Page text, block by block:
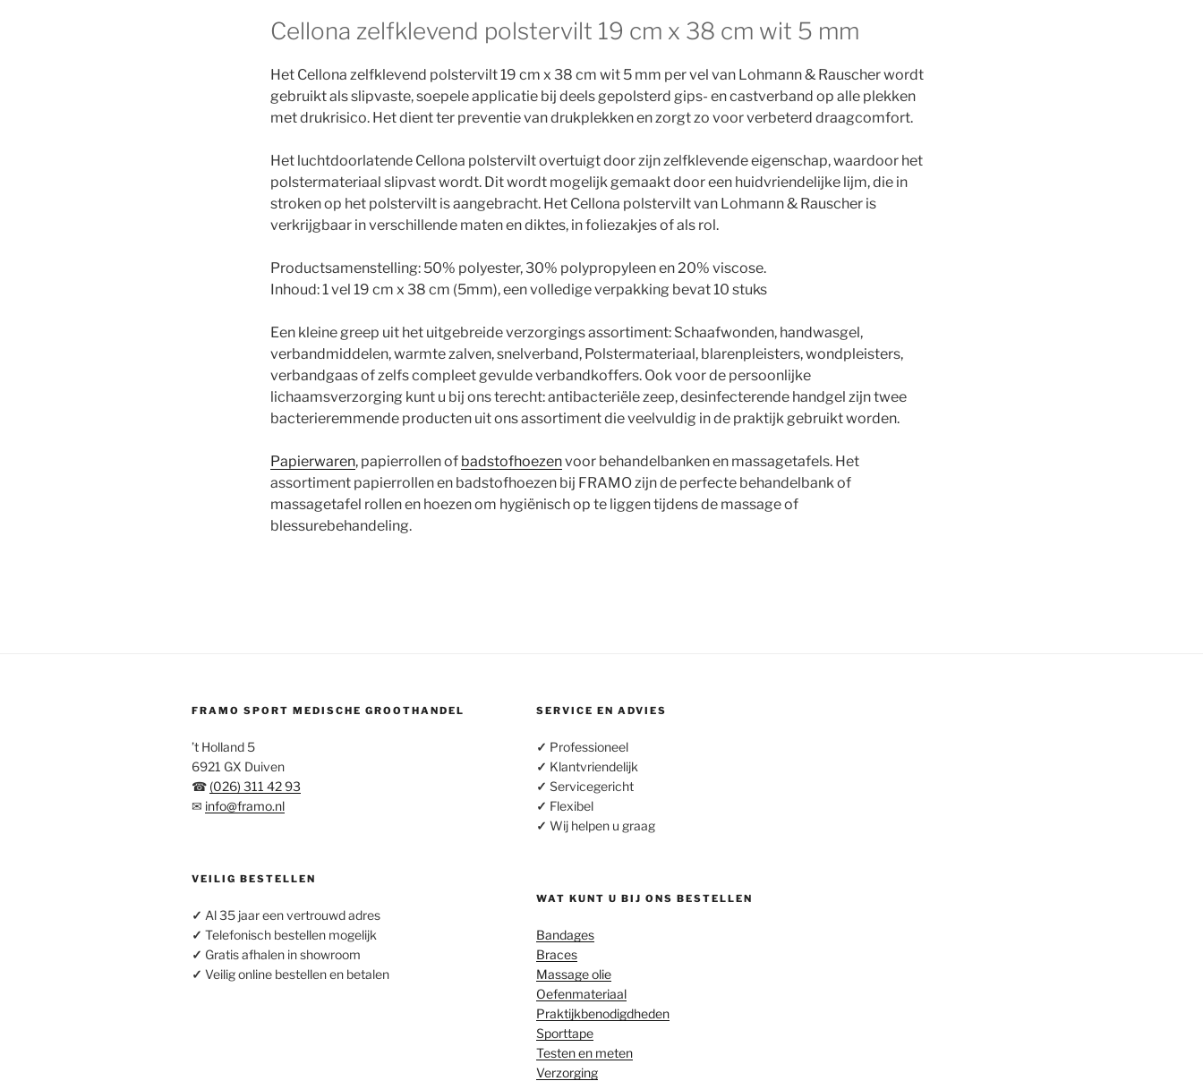
Cellona zelfklevend polstervilt 19 cm x 38 cm wit 5 mm
Het Cellona zelfklevend polstervilt 19 cm x 38 cm wit 5 mm per vel van Lohmann & Rauscher wordt
gebruikt als slipvaste, soepele applicatie bij deels gepolsterd gips- en castverband op alle plekken
met drukrisico. Het dient ter preventie van drukplekken en zorgt zo voor verbeterd draagcomfort.
Het luchtdoorlatende Cellona polstervilt overtuigt door zijn zelfklevende eigenschap, waardoor het
polstermateriaal slipvast wordt. Dit wordt mogelijk gemaakt door een huidvriendelijke lijm, die in
stroken op het polstervilt is aangebracht. Het Cellona polstervilt van Lohmann & Rauscher is
verkrijgbaar in verschillende maten en diktes, in foliezakjes of als rol.
Productsamenstelling: 50% polyester, 30% polypropyleen en 20% viscose.
Inhoud: 1 vel 19 cm x 38 cm (5mm), een volledige verpakking bevat 10 stuks
Een kleine greep uit het uitgebreide verzorgings assortiment: Schaafwonden, handwasgel,
verbandmiddelen, warmte zalven, snelverband, Polstermateriaal, blarenpleisters, wondpleisters,
verbandgaas of zelfs compleet gevulde verbandkoffers. Ook voor de persoonlijke
lichaamsverzorging kunt u bij ons terecht: antibacteriële zeep, desinfecterende handgel zijn twee
bacterieremmende producten uit ons assortiment die veelvuldig in de praktijk gebruikt worden.
Papierwaren, papierrollen of badstofhoezenvoor behandelbanken en massagetafels. Het
assortiment papierrollen en badstofhoezen bij FRAMO zijn de perfecte behandelbank of
massagetafel rollen en hoezen om hygiënisch op te liggen tijdens de massage of
blessurebehandeling.
FRAMO SPORT MEDISCHE GROOTHANDEL
’t Holland 5
6921 GX Duiven
☎ (026) 311 42 93
✉ info@framo.nl
VEILIG BESTELLEN
✓ Al 35 jaar een vertrouwd adres
✓ Telefonisch bestellen mogelijk
✓ Gratis afhalen in showroom
✓ Veilig online bestellen en betalen
SERVICE EN ADVIES
✓ Professioneel
✓ Klantvriendelijk
✓ Servicegericht
✓ Flexibel
✓ Wij helpen u graag
WAT KUNT U BIJ ONS BESTELLEN
Bandages
Braces
Massage olie
Oefenmateriaal
Praktijkbenodigdheden
Sporttape
Testen en meten
Verzorging